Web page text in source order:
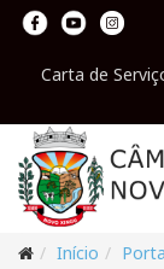
Carta de
Início